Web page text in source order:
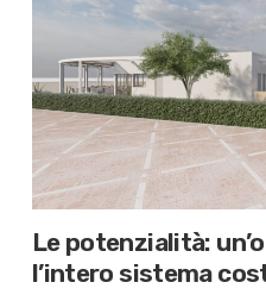
Le potenzialità:
l’intero sistema